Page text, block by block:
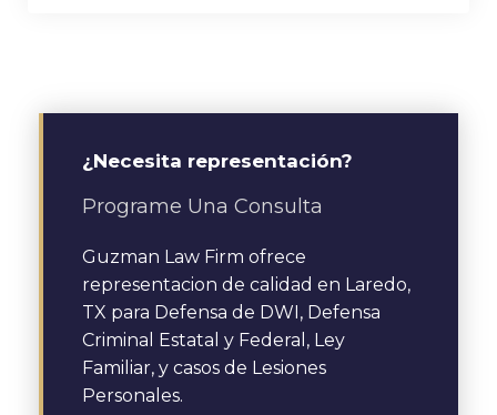
¿Necesita representación?
Programe Una Consulta
Guzman Law Firm ofrece
representacion de calidad en Laredo,
TX para Defensa de DWI, Defensa
Criminal Estatal y Federal, Ley
Familiar, y casos de Lesiones
Personales.